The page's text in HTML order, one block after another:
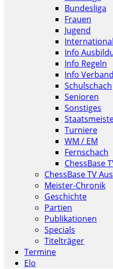
Bundesliga
Frauen
Jugend
Info
Info Regeln
Info Verband
Schulschach
Senioren
Sonstiges
Turniere
WM / EM
Fernschach
ChessBase
ChessBase TV
Meister-Chronik
Geschichte
Partien
Publikationen
Specials
Titelträger
Termine
Elo